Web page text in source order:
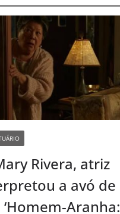
Rivera, atriz
a avó de
Aranha: